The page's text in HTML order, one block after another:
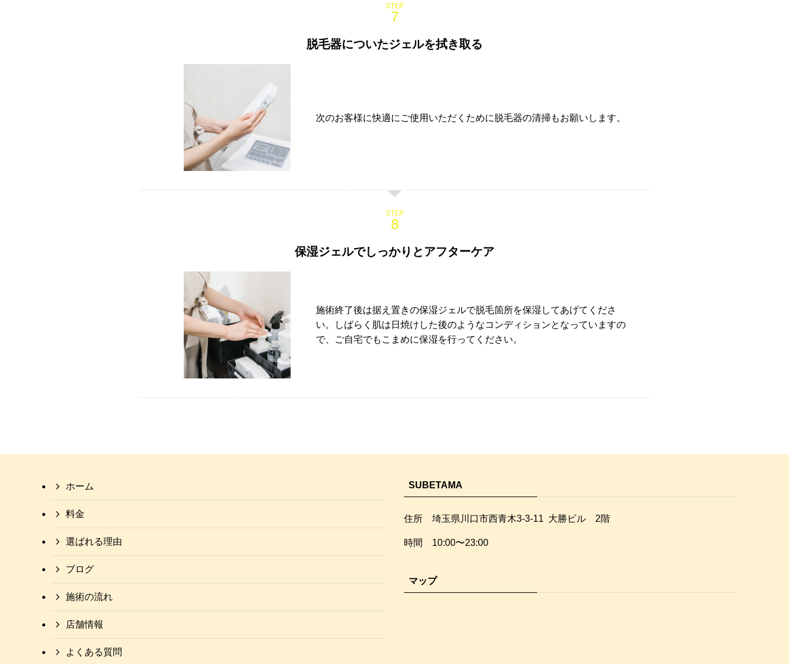
STEP
脱毛器についたジェルを拭き取る
次のお客様に快適にご使用いただくために脱毛器の清掃もお願いします。
STEP
保湿ジェルでしっかりとアフターケア
施術終了後は据え置きの保湿ジェルで脱毛箇所を保湿してあげてくださ
い。しばらく肌は日焼けした後のようなコンディションとなっていますの
で、ご自宅でもこまめに保湿を行ってください。
ホーム
料金
選ばれる理由
ブログ
施術の流れ
店舗情報
よくある質問
SUBETAMA
住所 埼玉県川口市西青木3-3-11 大勝ビル 2階
時間 10:00〜23:00
マップ